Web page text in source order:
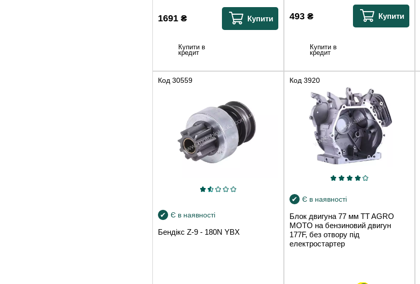
1691 ₴ Купити
Купити в
кредит
493₴ Купити
Купити в
кредит
Код 30559
Є в наявності
Бендікс Z-9 - 180N YBX
Код 3920
Є в наявності
Блок двигуна 77 мм TT AGRO
MOTO на бензиновий двигун
177F, без отвору під
електростартер